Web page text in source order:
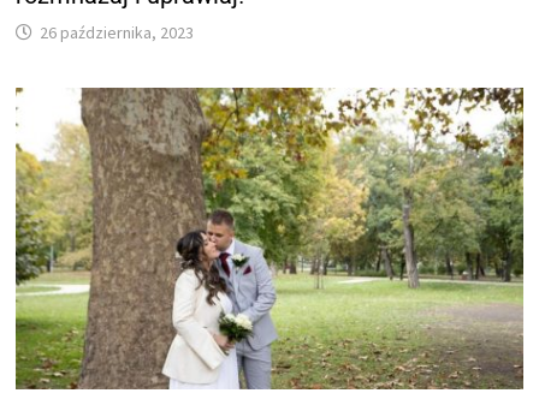
26 października, 2023